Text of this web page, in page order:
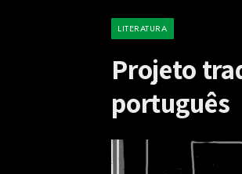
LITERATURA
Projeto
português